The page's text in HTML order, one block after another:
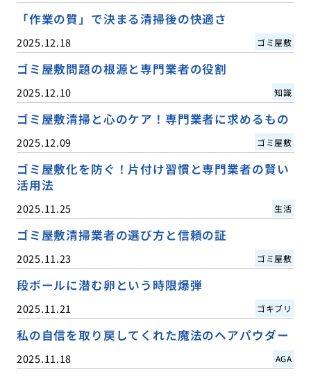
「作業の質」で決まる清掃後の快適さ
2025.12.18 ゴミ屋敷
ゴミ屋敷問題の根源と専門業者の役割
2025.12.10 知識
ゴミ屋敷清掃と心のケア！専門業者に求めるもの
2025.12.09 ゴミ屋敷
ゴミ屋敷化を防ぐ！片付け習慣と専門業者の賢い
活用法
2025.11.25 生活
ゴミ屋敷清掃業者の選び方と信頼の証
2025.11.23 ゴミ屋敷
段ボールに潜む卵という時限爆弾
2025.11.21 ゴキブリ
私の自信を取り戻してくれた魔法のヘアパウダー
2025.11.18 AGA